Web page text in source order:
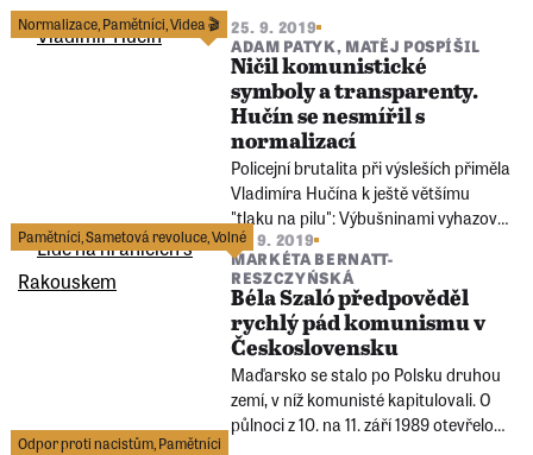
Normalizace,Pamětníci,Videa 🎬 25. 9. 2019
ADAM PATYK, MATĚJ POSPÍŠIL
Ničil komunistické
symboly a transparenty.
Hučín se nesmířil s
normalizací
Policejní brutalita při výsleších přiměla
Vladimíra Hučína k ještě většímu
"tlaku na pilu": Výbušninami vyhazoval
do povětří vitríny KSČ, Lidových milicí
či Svazu Československo-sovětského
přátelství.
Pamětníci,Sametová revoluce,Volné12. 9. 2019
MARKÉTA BERNATT-
RESZCZYŃSKÁ
Béla Szaló předpověděl
rychlý pád komunismu v
Československu
Maďarsko se stalo po Polsku druhou
zemí, v níž komunisté kapitulovali. O
půlnoci z 10. na 11. září 1989 otevřelo
Odpor proti nacistům,Pamětníci
stránka